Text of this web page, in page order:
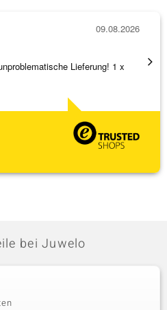
Lieferung! 1 x
09.08.2026
bei Juwelo